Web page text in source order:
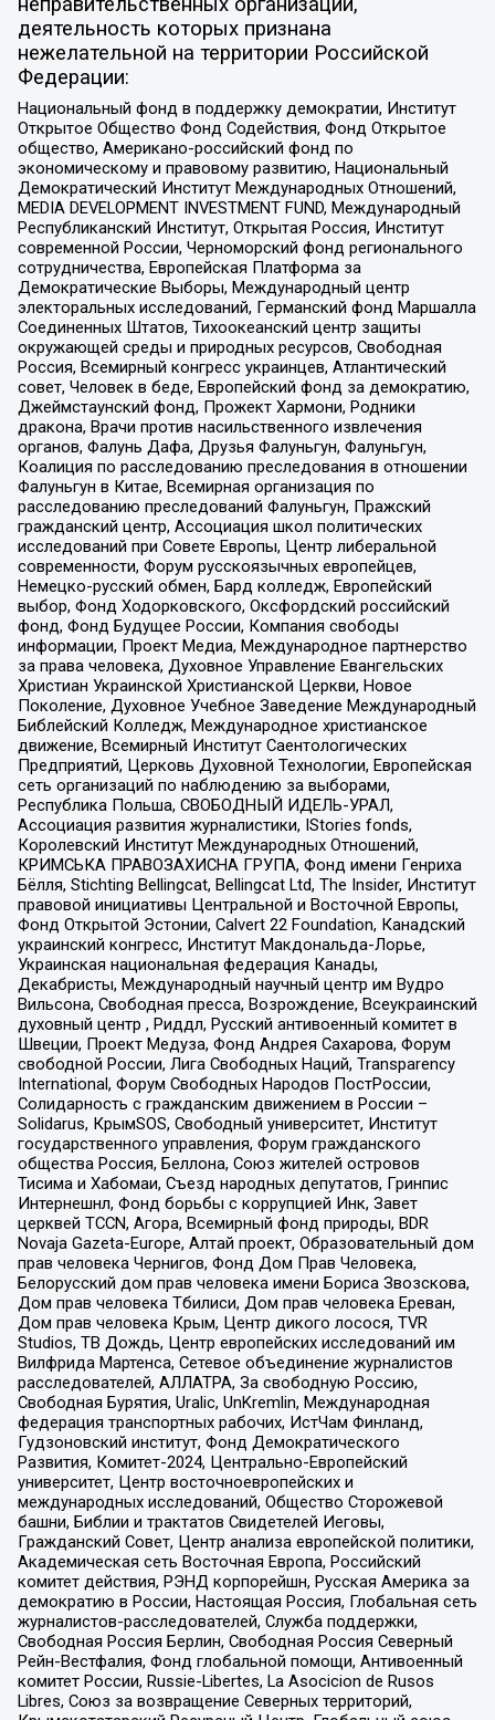
деятельность которых признана
нежелательной на территории Российской
Федерации:
Национальный фонд в поддержку демократии, Институт
Открытое Общество Фонд Содействия, Фонд Открытое
общество, Американо-российский фонд по
экономическому и правовому развитию, Национальный
Демократический Институт Международных Отношений,
MEDIA DEVELOPMENT INVESTMENT FUND, Международный
Республиканский Институт, Открытая Россия, Институт
современной России, Черноморский фонд регионального
сотрудничества, Европейская Платформа за
Демократические Выборы, Международный центр
электоральных исследований, Германский фонд Маршалла
Соединенных Штатов, Тихоокеанский центр защиты
окружающей среды и природных ресурсов, Свободная
Россия, Всемирный конгресс украинцев, Атлантический
совет, Человек в беде, Европейский фонд за демократию,
Джеймстаунский фонд, Прожект Хармони, Родники
дракона, Врачи против насильственного извлечения
органов, Фалунь Дафа, Друзья Фалуньгун, Фалуньгун,
Коалиция по расследованию преследования в отношении
Фалуньгун в Китае, Всемирная организация по
расследованию преследований Фалуньгун, Пражский
гражданский центр, Ассоциация школ политических
исследований при Совете Европы, Центр либеральной
современности, Форум русскоязычных европейцев,
Немецко-русский обмен, Бард колледж, Европейский
выбор, Фонд Ходорковского, Оксфордский российский
фонд, Фонд Будущее России, Компания свободы
информации, Проект Медиа, Международное партнерство
за права человека, Духовное Управление Евангельских
Христиан Украинской Христианской Церкви, Новое
Поколение, Духовное Учебное Заведение Международный
Библейский Колледж, Международное христианское
движение, Всемирный Институт Саентологических
Предприятий, Церковь Духовной Технологии, Европейская
сеть организаций по наблюдению за выборами,
Республика Польша, СВОБОДНЫЙ ИДЕЛЬ-УРАЛ,
Ассоциация развития журналистики, IStories fonds,
Королевский Институт Международных Отношений,
КРИМСЬКА ПРАВОЗАХИСНА ГРУПА, Фонд имени Генриха
Бёлля, Stichting Bellingcat, Bellingcat Ltd, The Insider, Институт
правовой инициативы Центральной и Восточной Европы,
Фонд Открытой Эстонии, Calvert 22 Foundation, Канадский
украинский конгресс, Институт Макдональда-Лорье,
Украинская национальная федерация Канады,
Декабристы, Международный научный центр им Вудро
Вильсона, Свободная пресса, Возрождение, Всеукраинский
духовный центр , Риддл, Русский антивоенный комитет в
Швеции, Проект Медуза, Фонд Андрея Сахарова, Форум
свободной России, Лига Свободных Наций, Transparеncy
International, Форум Свободных Народов ПостРоссии,
Солидарность с гражданским движением в России –
Solidarus, КрымSOS, Свободный университет, Институт
государственного управления, Форум гражданского
общества Россия, Беллона, Союз жителей островов
Тисима и Хабомаи, Съезд народных депутатов, Гринпис
Интернешнл, Фонд борьбы с коррупцией Инк, Завет
церквей TCCN, Агора, Всемирный фонд природы, BDR
Novaja Gazeta-Europe, Алтай проект, Образовательный дом
прав человека Чернигов, Фонд Дом Прав Человека,
Белорусский дом прав человека имени Бориса Звозскова,
Дом прав человека Тбилиси, Дом прав человека Ереван,
Дом прав человека Крым, Центр дикого лосося, TVR
Studios, ТВ Дождь, Центр европейских исследований им
Вилфрида Мартенса, Сетевое объединение журналистов
расследователей, АЛЛАТРА, За свободную Россию,
Свободная Бурятия, Uralic, UnKremlin, Международная
федерация транспортных рабочих, ИстЧам Финланд,
Гудзоновский институт, Фонд Демократического
Развития, Комитет-2024, Центрально-Европейский
университет, Центр восточноевропейских и
международных исследований, Общество Сторожевой
башни, Библии и трактатов Свидетелей Иеговы,
Гражданский Совет, Центр анализа европейской политики,
Академическая сеть Восточная Европа, Российский
комитет действия, РЭНД корпорейшн, Русская Америка за
демократию в России, Настоящая Россия, Глобальная сеть
журналистов-расследователей, Служба поддержки,
Свободная Россия Берлин, Свободная Россия Северный
Рейн-Вестфалия, Фонд глобальной помощи, Антивоенный
комитет России, Russie-Libertes, La Asocicion de Rusos
Libres, Союз за возвращение Северных территорий,